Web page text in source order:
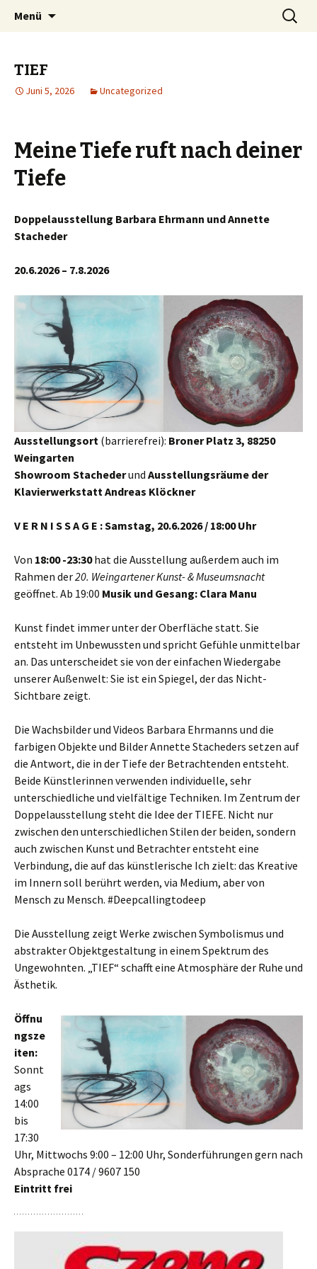
Kulanzamt
…muss man nicht, aber kann man machen
Menü
Suchen
nach:
TIEF
Juni 5, 2026 Uncategorized
Meine Tiefe ruft nach deiner
Tiefe
Doppelausstellung Barbara Ehrmann und Annette
Stacheder
20.6.2026 – 7.8.2026
Ausstellungsort (barrierefrei): Broner Platz 3, 88250
Weingarten
Showroom Stachederund Ausstellungsräume der
Klavierwerkstatt Andreas Klöckner
V E R N I S S A G E :Samstag, 20.6.2026 / 18:00 Uhr
Von 18:00 -23:30hat die Ausstellung außerdem auch im
Rahmen der20. Weingartener Kunst- & Museumsnacht
geöffnet. Ab 19:00 Musik und Gesang: Clara Manu
Kunst findet immer unter der Oberfläche statt. Sie
entsteht im Unbewussten und spricht Gefühle unmittelbar
an. Das unterscheidet sie von der einfachen Wiedergabe
unserer Außenwelt: Sie ist ein Spiegel, der das Nicht-
Sichtbare zeigt.
Die Wachsbilder und Videos Barbara Ehrmanns und die
farbigen Objekte und Bilder Annette Stacheders setzen auf
die Antwort, die in der Tiefe der Betrachtenden entsteht.
Beide Künstlerinnen verwenden individuelle, sehr
unterschiedliche und vielfältige Techniken. Im Zentrum der
Doppelausstellung steht die Idee der TIEFE. Nicht nur
zwischen den unterschiedlichen Stilen der beiden, sondern
auch zwischen Kunst und Betrachter entsteht eine
Verbindung, die auf das künstlerische Ich zielt: das Kreative
im Innern soll berührt werden, via Medium, aber von
Mensch zu Mensch. #Deepcallingtodeep
Die Ausstellung zeigt Werke zwischen Symbolismus und
abstrakter Objektgestaltung in einem Spektrum des
Ungewohnten. „TIEF“ schafft eine Atmosphäre der Ruhe und
Ästhetik.
Öffnu
ngsze
iten:
Sonnt
ags
14:00
bis
17:30
Uhr, Mittwochs 9:00 – 12:00 Uhr, Sonderführungen gern nach
Absprache 0174 / 9607 150
Eintritt frei